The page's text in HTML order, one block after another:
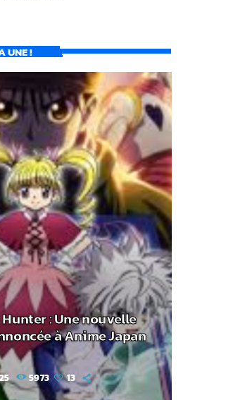
UNE !
: Une nouvelle
à Anime Japan
5973 13